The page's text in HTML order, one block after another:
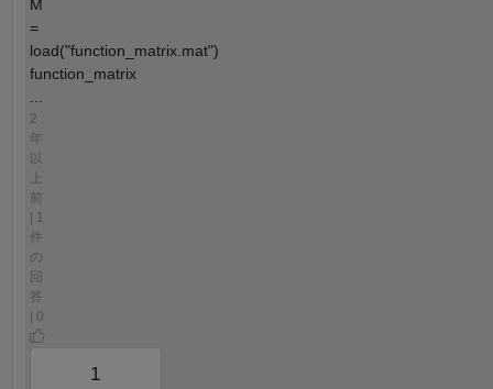
M
=
load("function_matrix.mat")
function_matrix
2
年
以
前
| 1
件
の
回
答
| 0
1